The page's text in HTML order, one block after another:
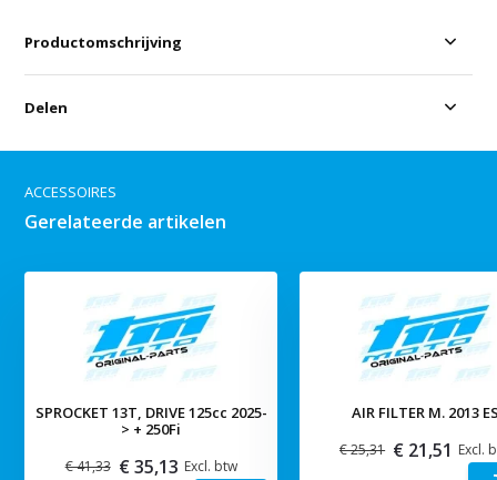
Productomschrijving
Delen
ACCESSOIRES
Gerelateerde artikelen
SPROCKET 13T, DRIVE 125cc 2025-
> + 250Fi
€ 41,33 € 35,13 Excl. btw
AIR FILTER M. 2013
€ 25,31 € 21,51 Excl.